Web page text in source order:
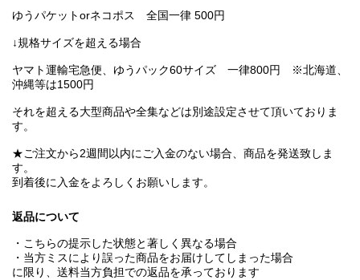
ゆうパケットorネコポス 全国一律 500円
↓規格サイズを超える場合
ヤマト運輸宅急便、ゆうパック60サイズ 一律800円 ※北海道、
沖縄等は1500円
それを超える大型商品や全集などは別途設定させて頂いておりま
す。
★ご注文から2週間以内にご入金のない場合、商品を発送致しま
す。
到着後に入金をよろしくお願いします。
返品について
・こちらの提示した状態と著しく異なる場合
・当方ミスにより誤った商品をお届けしてしまった場合
に限り、送料当方負担での返品を承っております